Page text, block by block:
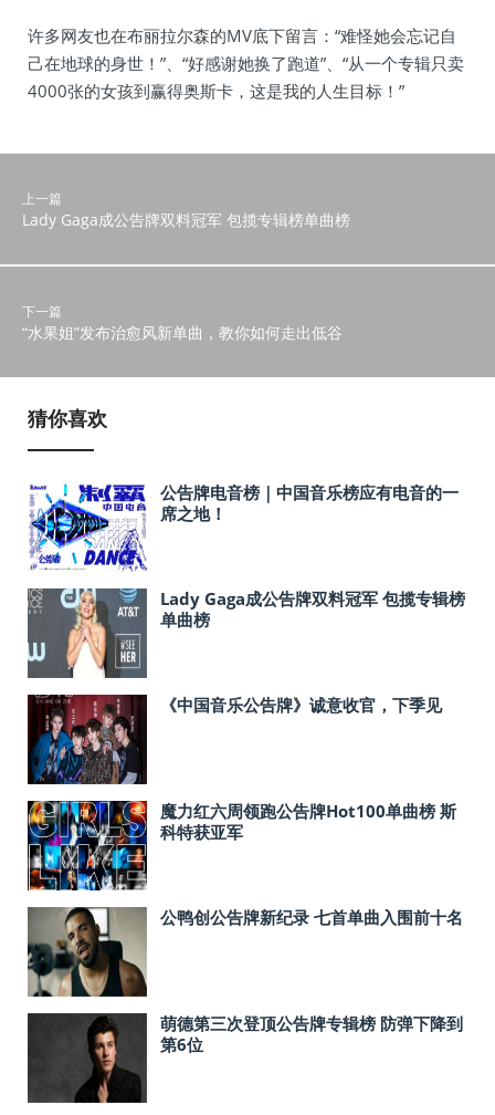
许多网友也在布丽拉尔森的MV底下留言：“难怪她会忘记自
己在地球的身世！”、“好感谢她换了跑道”、“从一个专辑只卖
4000张的女孩到赢得奥斯卡，这是我的人生目标！”
上一篇
Lady Gaga成公告牌双料冠军 包揽专辑榜单曲榜
下一篇
“水果姐”发布治愈风新单曲，教你如何走出低谷
猜你喜欢
公告牌电音榜｜中国音乐榜应有电音的一
席之地！
Lady Gaga成公告牌双料冠军 包揽专辑榜
单曲榜
《中国音乐公告牌》诚意收官，下季见
魔力红六周领跑公告牌Hot100单曲榜 斯
科特获亚军
公鸭创公告牌新纪录 七首单曲入围前十名
萌德第三次登顶公告牌专辑榜 防弹下降到
第6位